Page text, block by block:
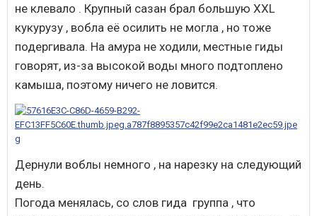
не клевало . Крупный сазан брал большую XXL
кукурузу , вобла её осилить не могла , но тоже
подергивала. На амура не ходили, местные гиды
говорят, из-за высокой воды много подтоплено
камыша, поэтому ничего не ловится.
Дернули воблы немного , на нарезку на следующий
день.
Погода менялась, со слов гида группа , что